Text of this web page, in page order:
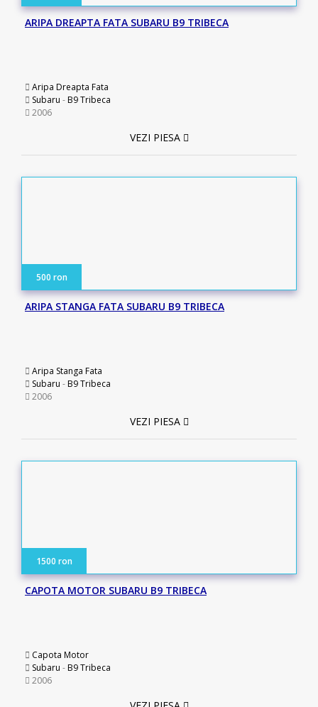
ARIPA DREAPTA FATA SUBARU B9 TRIBECA
Aripa Dreapta Fata
Subaru -B9 Tribeca
2006
VEZI PIESA
500 ron
ARIPA STANGA FATA SUBARU B9 TRIBECA
Aripa Stanga Fata
Subaru -B9 Tribeca
2006
VEZI PIESA
1500 ron
CAPOTA MOTOR SUBARU B9 TRIBECA
Capota Motor
Subaru -B9 Tribeca
2006